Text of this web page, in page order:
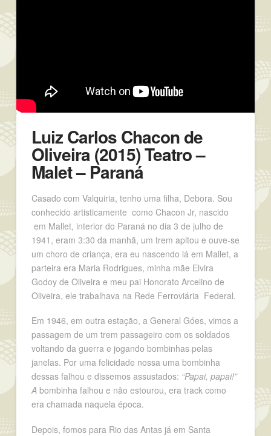
Luiz Carlos Chacon de
Oliveira (2015) Teatro –
Malet – Paraná
Casado com Valquiria, tenho uma filha, Debora. Sou
conhecido artisticamente como Chacon Jr, nascido
em Mallet, interior do Paraná no dia 3 de julho de
1941, eram 3:30 da manhã, um trem apitou e ouve-se
um choro de criança, era eu nascendo lá em Mallet, a
parteira era Maria Rodrigues, minha mãe Elvira
Godoy de Oliveira e meu pai Honorato Arcelino de
Oliveira, ele trabalhava na Rede Ferroviária Federal.
Em 1946, em outra estação, a General Góes, vimos a
passagem de um trem passageiro com os soldados
voltando da guerra e jogando bombinhas pelas
janelas. Por uma felicidade nossa uma bombinha
dessas falhou e dissemos assustados: “Papai, papai!”
Abombinha falhou e não estourou, era track como
era chamada naquela época.
Depois, fomos para Rio das Antas já em Santa